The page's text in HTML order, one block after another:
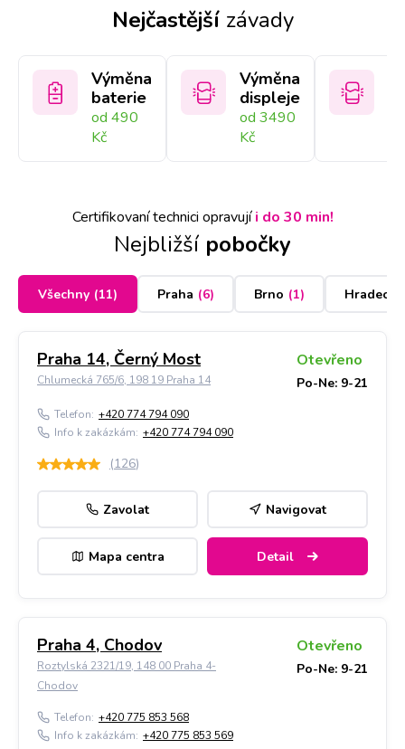
Nejčastější závady
Výměna
baterie
od 490
Kč
Výměna
displeje
od 3490
Kč
Certifikovaní technici opravujíi do 30 min!
Nejbližší pobočky
Všechny (11) Praha (6) Brno (1) Hradec
Praha 14, Černý Most
Chlumecká 765/6, 198 19 Praha 14
Otevřeno
Po-Ne: 9-21
Telefon: +420 774 794 090
Info k zakázkám: +420 774 794 090
(126)
Zavolat Navigovat
Mapa centra Detail
Praha 4, Chodov
Roztylská 2321/19, 148 00 Praha 4-
Chodov
Otevřeno
Po-Ne: 9-21
Telefon: +420 775 853 568
Info k zakázkám: +420 775 853 569